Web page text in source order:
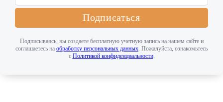
Подписаться
Подписываясь, вы создаете бесплатную учетную запись на нашем сайте и
соглашаетесь на обработку персональных данных . Пожалуйста, ознакомьтесь
с Политикой конфиденциальности.